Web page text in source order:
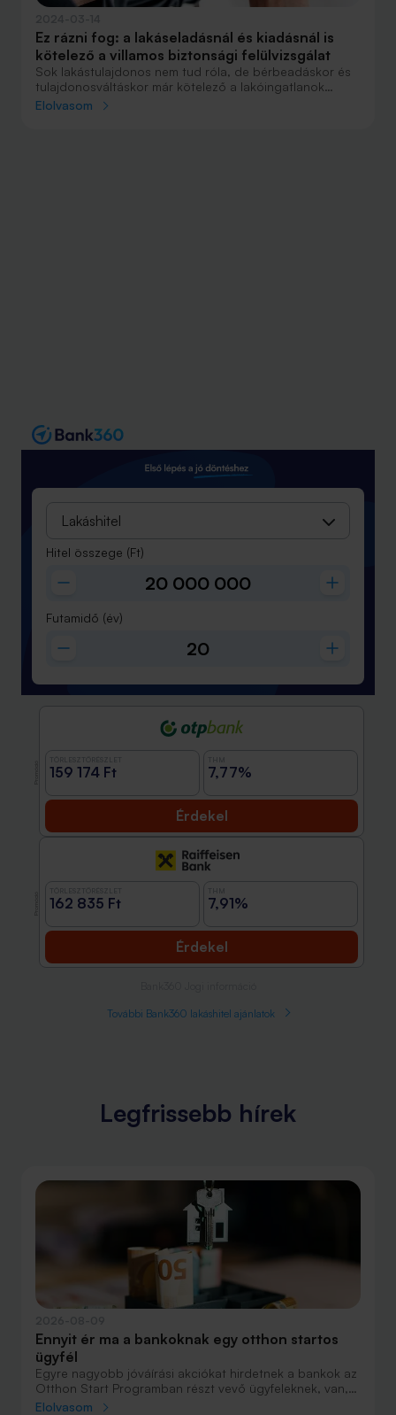
Ez rázni fog: a lakáseladásnál és kiadásnál is
kötelező a villamos biztonsági felülvizsgálat
Sok lakástulajdonos nem tud róla, de bérbeadáskor és
tulajdonosváltáskor már kötelező a lakóingatlanok
villamos hálózatának ellenőrzése, a villamos biztonsági
Elolvasom
Lakáshitel
Hitel összege (Ft)
Futamidő (év)
159 174 Ft 7,77%
Érdekel
162 835 Ft 7,91%
Érdekel
További Bank360 lakáshitel ajánlatok
Legfrissebb hírek
Ennyit ér ma a bankoknak egy otthon startos
ügyfél
Egyre nagyobb jóváírási akciókat hirdetnek a bankok az
Otthon Start Programban részt vevő ügyfeleknek, van,
ahol összesen akár félmillió forint jóváírást is össze lehet
Elolvasom